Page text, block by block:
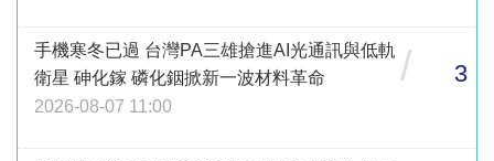
手機寒冬已過 台灣PA三雄搶進AI光通訊與低軌
衛星 砷化鎵 磷化銦掀新一波材料革命
2026-08-07 11:00
/ 3